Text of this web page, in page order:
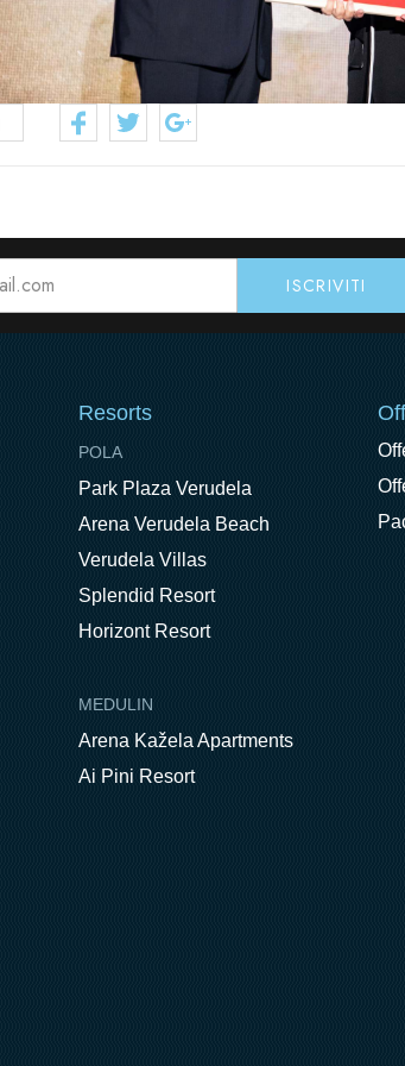
Resorts
POLA
Park Plaza Verudela
Arena Verudela Beach
Verudela Villas
Splendid Resort
Horizont Resort
MEDULIN
Arena Kažela Apartments
Ai Pini Resort